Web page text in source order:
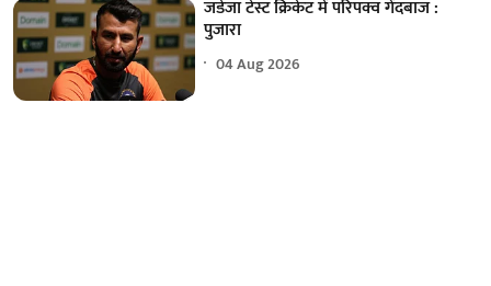
जडेजा टेस्ट क्रिकेट में परिपक्व गेंदबाज :
पुजारा
04 Aug 2026